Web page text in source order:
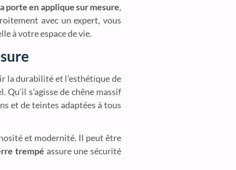
porte en applique sur mesure,
avec un expert, vous
à votre espace de vie.
la durabilité et l’esthétique de
s’agisse de chêne massif
et de teintes adaptées à tous
et modernité. Il peut être
trempé assure une sécurité